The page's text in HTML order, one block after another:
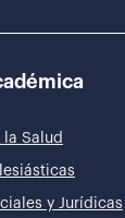
Salud
y Jurídicas